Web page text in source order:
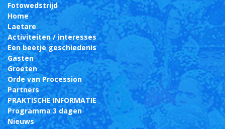
Fotowedstrijd
Home
Laetare
Activiteiten / interesses
Een beetje geschiedenis
Gasten
Groeten
Orde van Procession
Partners
PRAKTISCHE INFORMATIE
Programma 3 dagen
Nieuws